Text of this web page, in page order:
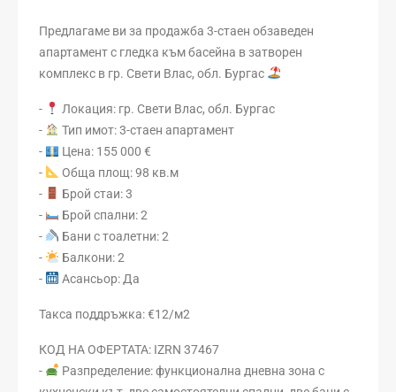
Предлагаме ви за продажба 3-стаен обзаведен
апартамент с гледка към басейна в затворен
комплекс в гр. Свети Влас, обл. Бургас
-
Локация: гр. Свети Влас, обл. Бургас
-
Тип имот: 3-стаен апартамент
-
Цена: 155 000 €
-
Обща площ: 98 кв.м
-
Брой стаи: 3
-
Брой спални: 2
-
Бани с тоалетни: 2
-
Балкони: 2
-
Асансьор: Да
Такса поддръжка: €12/м2
КОД НА ОФЕРТАТА: IZRN 37467
-
Разпределение: функционална дневна зона с